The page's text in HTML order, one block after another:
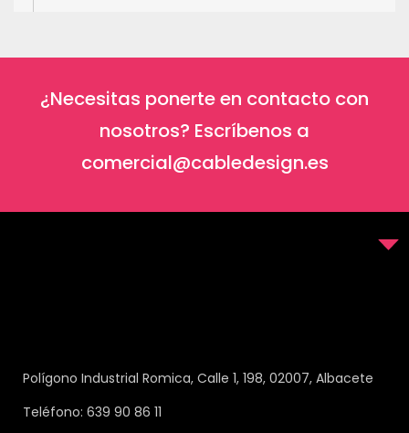
¿Necesitas ponerte en contacto con
nosotros? Escríbenos a
comercial@cabledesign.es
Polígono Industrial Romica, Calle 1, 198, 02007, Albacete
Teléfono: 639 90 86 11